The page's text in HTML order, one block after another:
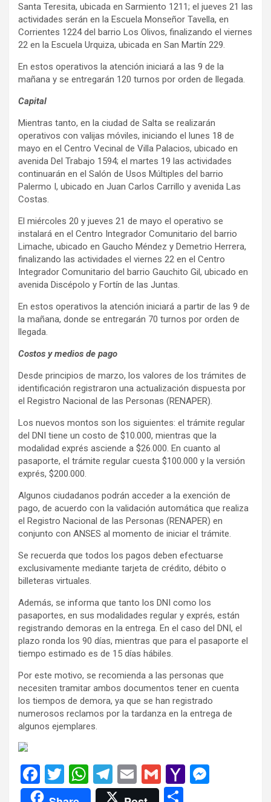
Santa Teresita, ubicada en Sarmiento 1211; el jueves 21 las
actividades serán en la Escuela Monseñor Tavella, en
Corrientes 1224 del barrio Los Olivos, finalizando el viernes
22 en la Escuela Urquiza, ubicada en San Martín 229.
En estos operativos la atención iniciará a las 9 de la
mañana y se entregarán 120 turnos por orden de llegada.
Capital
Mientras tanto, en la ciudad de Salta se realizarán
operativos con valijas móviles, iniciando el lunes 18 de
mayo en el Centro Vecinal de Villa Palacios, ubicado en
avenida Del Trabajo 1594; el martes 19 las actividades
continuarán en el Salón de Usos Múltiples del barrio
Palermo I, ubicado en Juan Carlos Carrillo y avenida Las
Costas.
El miércoles 20 y jueves 21 de mayo el operativo se
instalará en el Centro Integrador Comunitario del barrio
Limache, ubicado en Gaucho Méndez y Demetrio Herrera,
finalizando las actividades el viernes 22 en el Centro
Integrador Comunitario del barrio Gauchito Gil, ubicado en
avenida Discépolo y Fortín de las Juntas.
En estos operativos la atención iniciará a partir de las 9 de
la mañana, donde se entregarán 70 turnos por orden de
llegada.
Costos y medios de pago
Desde principios de marzo, los valores de los trámites de
identificación registraron una actualización dispuesta por
el Registro Nacional de las Personas (RENAPER).
Los nuevos montos son los siguientes: el trámite regular
del DNI tiene un costo de $10.000, mientras que la
modalidad exprés asciende a $26.000. En cuanto al
pasaporte, el trámite regular cuesta $100.000 y la versión
exprés, $200.000.
Algunos ciudadanos podrán acceder a la exención de
pago, de acuerdo con la validación automática que realiza
el Registro Nacional de las Personas (RENAPER) en
conjunto con ANSES al momento de iniciar el trámite.
Se recuerda que todos los pagos deben efectuarse
exclusivamente mediante tarjeta de crédito, débito o
billeteras virtuales.
Además, se informa que tanto los DNI como los
pasaportes, en sus modalidades regular y exprés, están
registrando demoras en la entrega. En el caso del DNI, el
plazo ronda los 90 días, mientras que para el pasaporte el
tiempo estimado es de 15 días hábiles.
Por este motivo, se recomienda a las personas que
necesiten tramitar ambos documentos tener en cuenta
los tiempos de demora, ya que se han registrado
numerosos reclamos por la tardanza en la entrega de
algunos ejemplares.
F
a
T
wi
W
h
T
el
E
m
G
m
Y